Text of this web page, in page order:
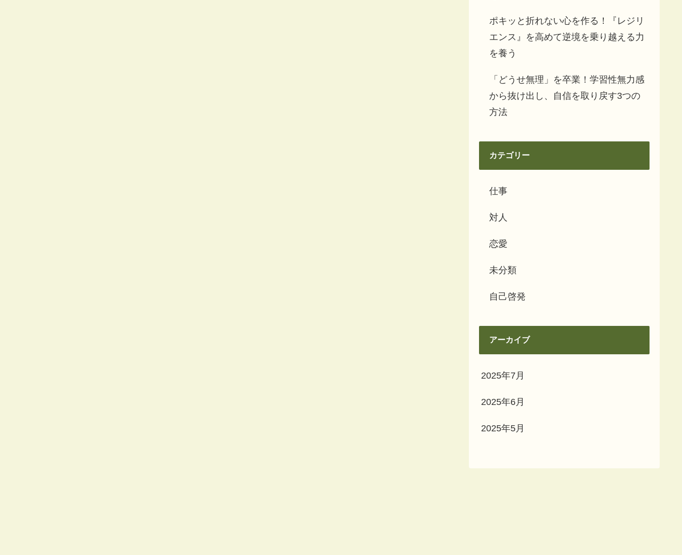
ポキッと折れない心を作る！『レジリ
エンス』を高めて逆境を乗り越える力
を養う
「どうせ無理」を卒業！学習性無力感
から抜け出し、自信を取り戻す3つの
方法
カテゴリー
仕事
対人
恋愛
未分類
自己啓発
アーカイブ
2025年7月
2025年6月
2025年5月